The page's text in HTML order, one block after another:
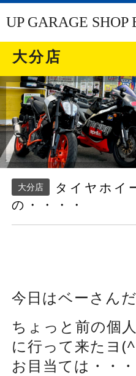
UP GARAGE SHOP
大分店
大分店
タイヤホイ
の・・・・
今日はベーさん
ちょっと前の個
に行って来たヨ
お目当ては・・・